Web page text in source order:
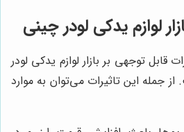
لوازم یدکی لودر چینی
قابل توجهی بر بازار لوازم یدکی لودر
جمله این تاثیرات می‌توان به موارد